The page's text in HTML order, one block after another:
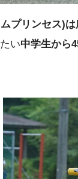
プリンセス)は
い中学生から